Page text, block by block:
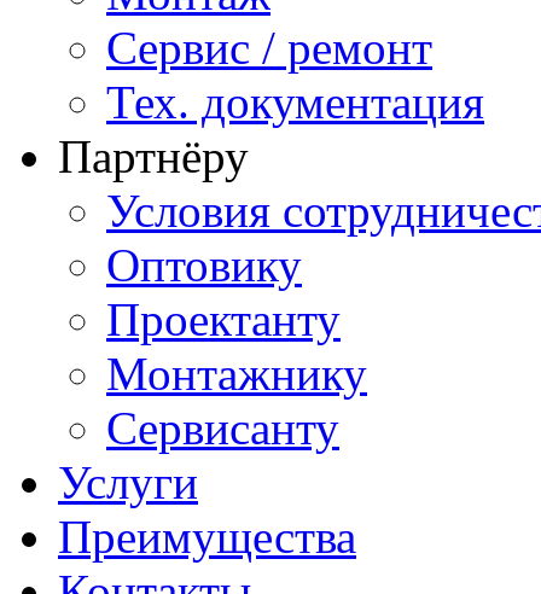
Сервис / ремонт
Тех. документация
Партнёру
Условия
Оптовику
Проектанту
Монтажнику
Сервисанту
Услуги
Преимущества